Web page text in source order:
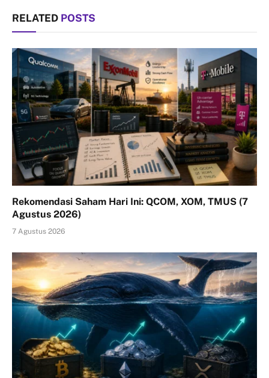
RELATED POSTS
Rekomendasi Saham Hari Ini: QCOM, XOM, TMUS (7
Agustus 2026)
7 Agustus 2026